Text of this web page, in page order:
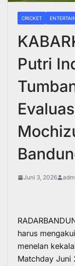
CRICKET
Putri
Juni 3, 2026
harus
menelan
Matchday Juni